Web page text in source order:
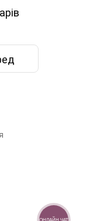
ОНЛАЙН ЧАТ